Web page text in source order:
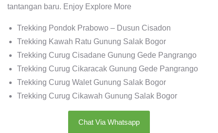
tantangan baru. Enjoy Explore More
Trekking Pondok Prabowo – Dusun Cisadon
Trekking Kawah Ratu Gunung Salak Bogor
Trekking Curug Cisadane Gunung Gede Pangrango
Trekking Curug Cikaracak Gunung Gede Pangrango
Trekking Curug Walet Gunung Salak Bogor
Trekking Curug Cikawah Gunung Salak Bogor
Chat Via Whatsapp